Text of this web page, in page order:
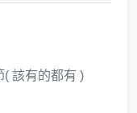
( 該有的都有 )